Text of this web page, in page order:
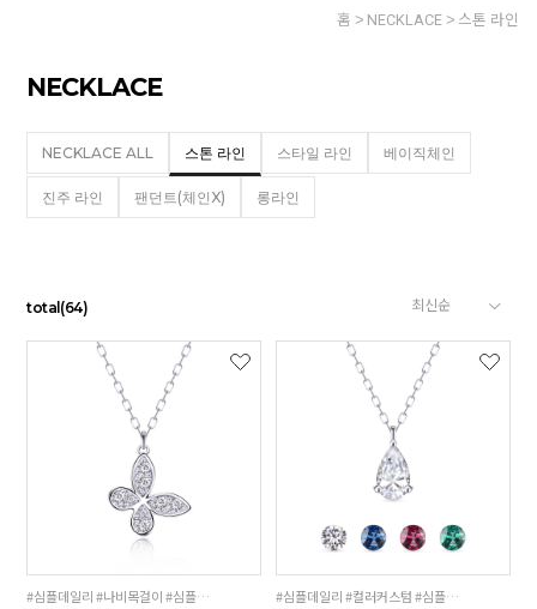
홈 NECKLACE 스톤 라인
NECKLACE
NECKLACE ALL 스톤 라인 스타일 라인 베이직체인
진주 라인 팬던트(체인X) 롱라인
total (64)
#심플데일리 #나비목걸이 #심플미니 #심플데일리 #컬러커스텀 #심플미니